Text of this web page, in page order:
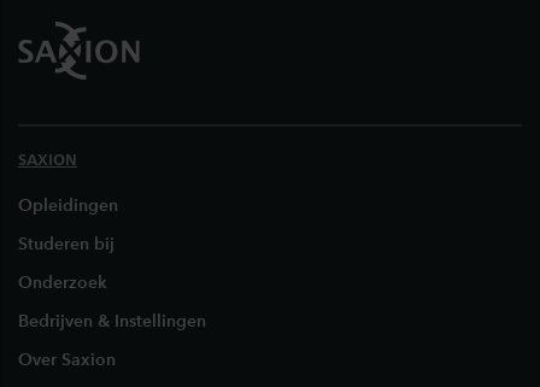
SAXION
Opleidingen
Studeren bij
Onderzoek
Bedrijven & Instellingen
Over Saxion